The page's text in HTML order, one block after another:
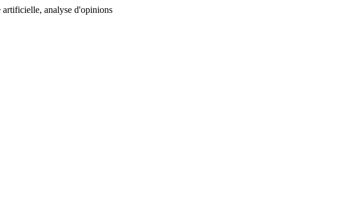
artificielle, analyse d'opinions